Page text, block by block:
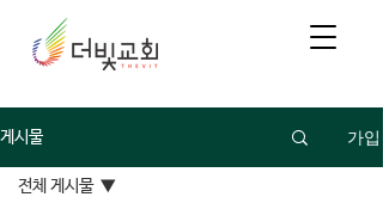
게시물 가입
전체 게시물